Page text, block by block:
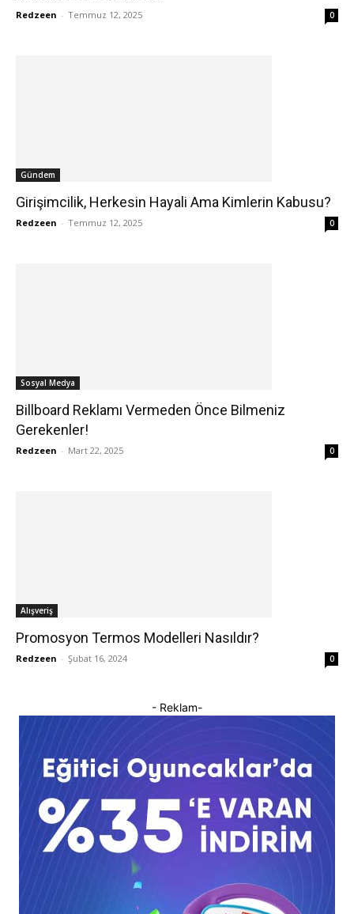
Redzeen - Temmuz 12, 2025 0
Gündem
Girişimcilik, Herkesin Hayali Ama Kimlerin Kabusu?
Redzeen - Temmuz 12, 2025 0
Sosyal Medya
Billboard Reklamı Vermeden Önce Bilmeniz
Gerekenler!
Redzeen - Mart 22, 2025 0
Alışveriş
Promosyon Termos Modelleri Nasıldır?
Redzeen - Şubat 16, 2024 0
- Reklam-